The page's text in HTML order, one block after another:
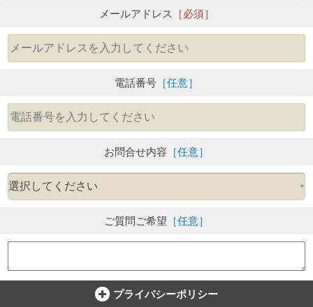
メールアドレス ［必須］
電話番号 ［任意］
お問合せ内容 ［任意］
ご質問ご希望 ［任意］
プライバシーポリシー